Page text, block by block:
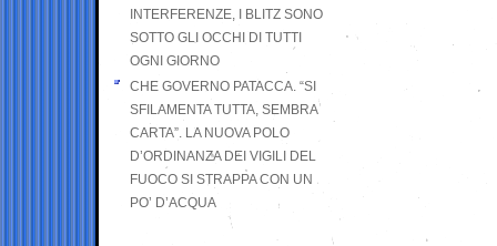
INTERFERENZE, I BLITZ SONO
SOTTO GLI OCCHI DI TUTTI
OGNI GIORNO
CHE GOVERNO PATACCA. “SI
SFILAMENTA TUTTA, SEMBRA
CARTA”. LA NUOVA POLO
D’ORDINANZA DEI VIGILI DEL
FUOCO SI STRAPPA CON UN
PO’ D’ACQUA